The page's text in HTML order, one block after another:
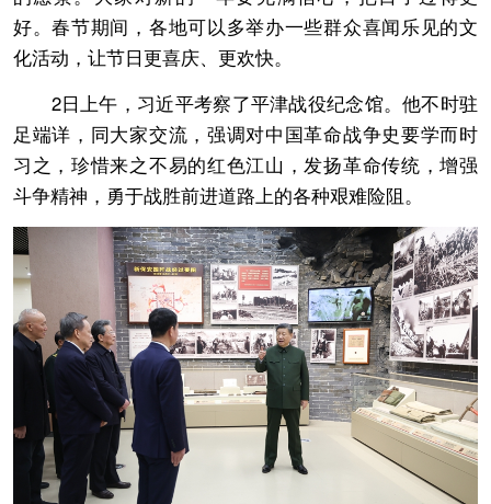
好。春节期间，各地可以多举办一些群众喜闻乐见的文
化活动，让节日更喜庆、更欢快。
2日上午，习近平考察了平津战役纪念馆。他不时驻
足端详，同大家交流，强调对中国革命战争史要学而时
习之，珍惜来之不易的红色江山，发扬革命传统，增强
斗争精神，勇于战胜前进道路上的各种艰难险阻。